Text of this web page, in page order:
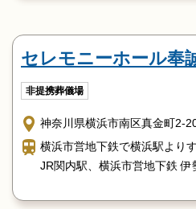
セレモニーホール奉
非提携葬儀場
神奈川県横浜市南区真金町2-
横浜市営地下鉄で横浜駅より
JR関内駅、横浜市営地下鉄 伊